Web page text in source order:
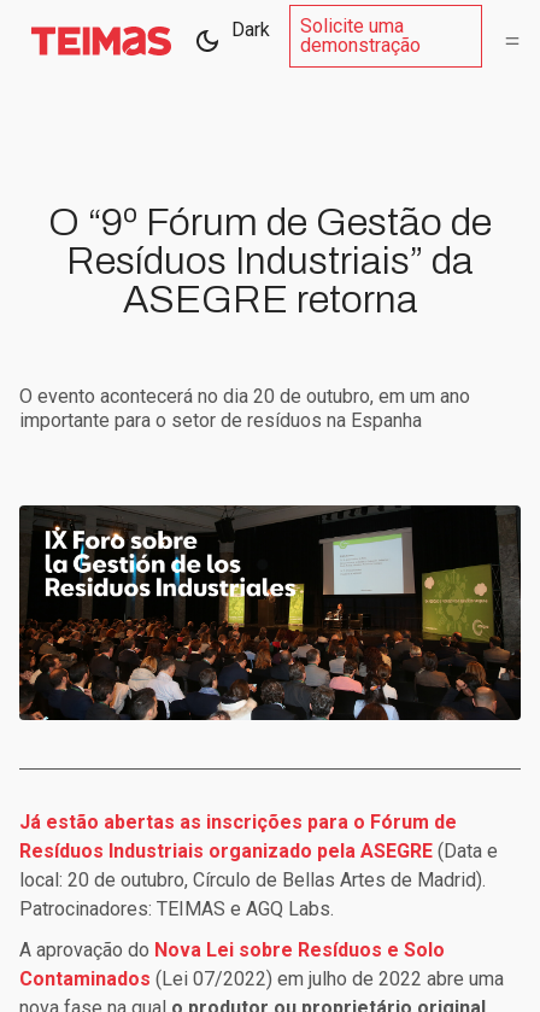
Solicite uma
demonstração
Dark
O “9º Fórum de Gestão de
Resíduos Industriais” da
ASEGRE retorna
O evento acontecerá no dia 20 de outubro, em um ano
importante para o setor de resíduos na Espanha
Já estão abertas as inscrições para o Fórum de
Resíduos Industriais organizado pela ASEGRE (Data e
local: 20 de outubro, Círculo de Bellas Artes de Madrid).
Patrocinadores: TEIMAS e AGQ Labs.
A aprovação do Nova Lei sobre Resíduos e Solo
Contaminados (Lei 07/2022) em julho de 2022 abre uma